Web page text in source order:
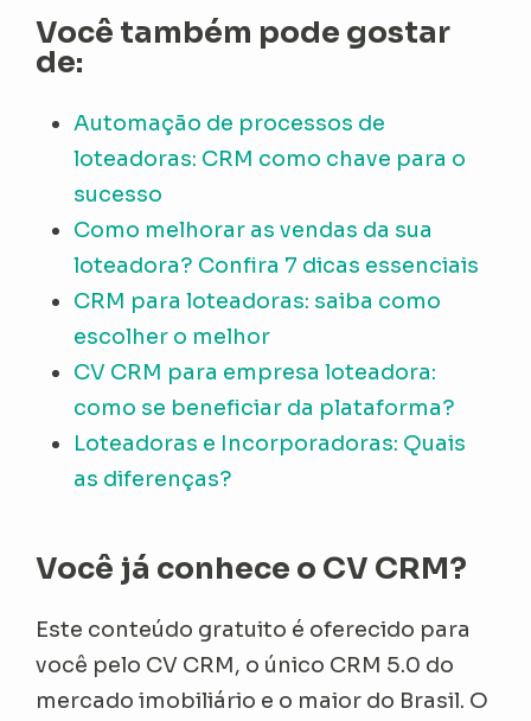
Você também pode gostar
de:
Automação de processos de
loteadoras: CRM como chave para o
sucesso
Como melhorar as vendas da sua
loteadora? Confira 7 dicas essenciais
CRM para loteadoras: saiba como
escolher o melhor
CV CRM para empresa loteadora:
como se beneficiar da plataforma?
Loteadoras e Incorporadoras: Quais
as diferenças?
Você já conhece o CV CRM?
Este conteúdo gratuito é oferecido para
você pelo CV CRM, o único CRM 5.0 do
mercado imobiliário e o maior do Brasil. O